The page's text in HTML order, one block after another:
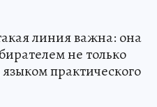
линия важна: она
не только
практического